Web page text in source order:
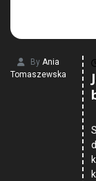
By Ania
Tomaszewska